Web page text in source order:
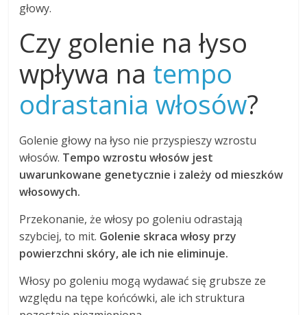
głowy.
Czy golenie na łyso
wpływa na tempo
odrastania włosów?
Golenie głowy na łyso nie przyspieszy wzrostu
włosów. Tempo wzrostu włosów jest
uwarunkowane genetycznie i zależy od mieszków
włosowych.
Przekonanie, że włosy po goleniu odrastają
szybciej, to mit. Golenie skraca włosy przy
powierzchni skóry, ale ich nie eliminuje.
Włosy po goleniu mogą wydawać się grubsze ze
względu na tępe końcówki, ale ich struktura